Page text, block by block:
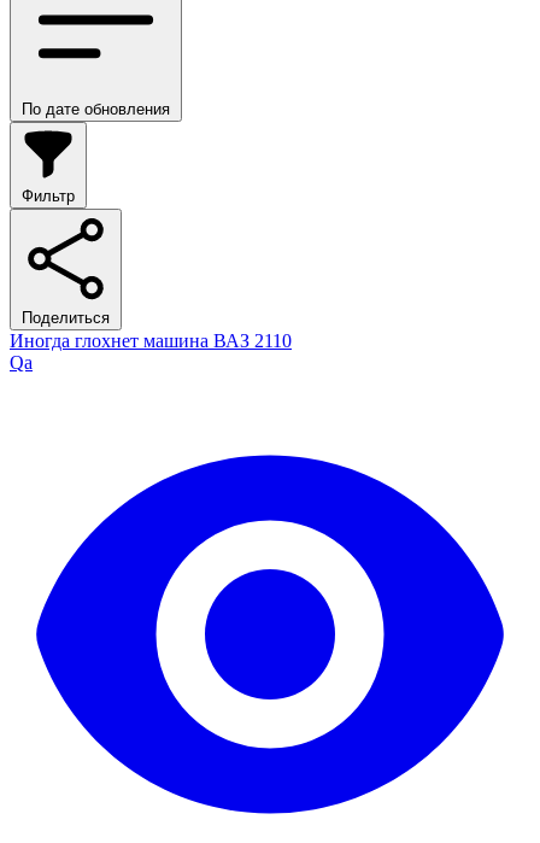
По дате обновления
Фильтр
Поделиться
Иногда глохнет машина ВАЗ 2110
Qa